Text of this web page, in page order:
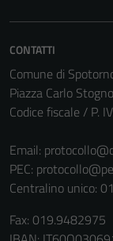
CONTATTI
Comune di
Piazza Carlo
Codice fiscale / P.
Email:
PEC:
Centralino unico:
Fax: 019.9482975